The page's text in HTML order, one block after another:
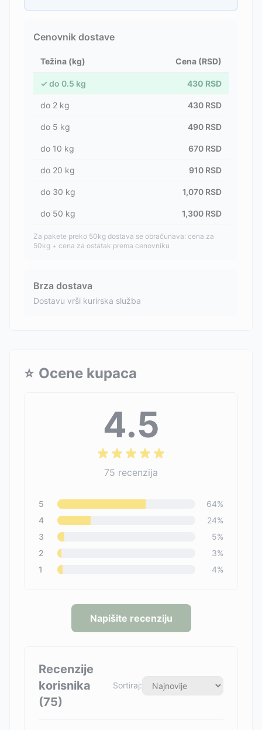
Cenovnik dostave
Težina (kg) Cena (RSD)
✓ do 0.5 kg 430 RSD
do 2 kg 430 RSD
do 5 kg 490 RSD
do 10 kg 670 RSD
do 20 kg 910 RSD
do 30 kg 1,070 RSD
do 50 kg 1,300 RSD
Za pakete preko 50kg dostava se obračunava: cena za
50kg + cena za ostatak prema cenovniku
Brza dostava
Dostavu vrši kurirska služba
⭐ Ocene kupaca
4.5
75 recenzija
5 64%
4
24%
3
5%
2
3%
1
4%
Napišite recenziju
Recenzije
korisnika
(75)
Sortiraj: